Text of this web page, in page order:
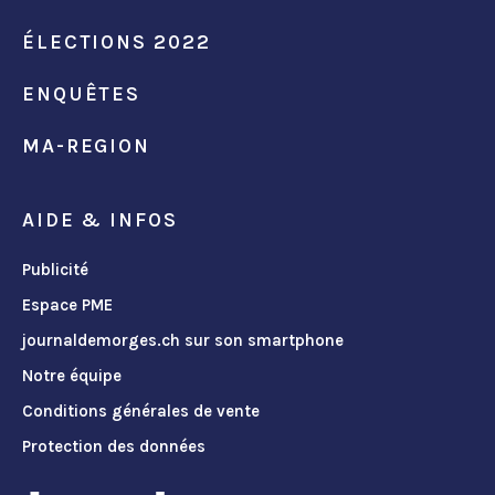
ÉLECTIONS 2022
ENQUÊTES
MA-REGION
AIDE & INFOS
Publicité
Espace PME
journaldemorges.ch sur son smartphone
Notre équipe
Conditions générales de vente
Protection des données